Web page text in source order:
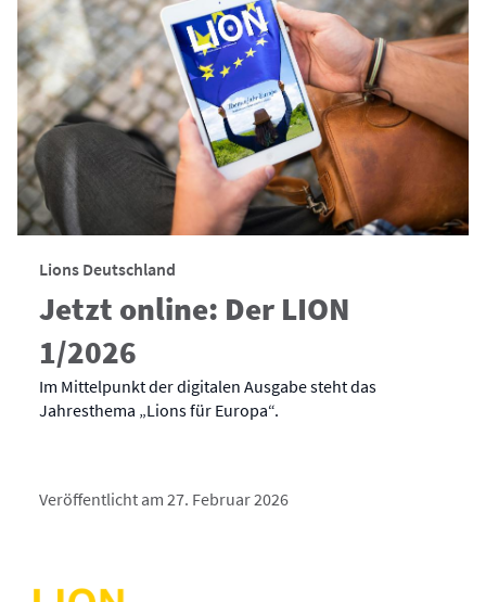
Lions Deutschland
Jetzt online: Der LION
1/2026
Im Mittelpunkt der digitalen Ausgabe steht das
Jahresthema „Lions für Europa“.
Veröffentlicht am 27. Februar 2026